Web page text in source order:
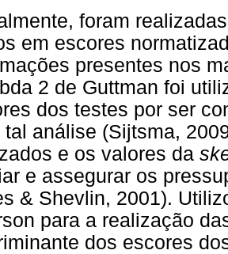
foram
em escores
presentes nos
2 de Guttman foi
dos testes por ser
tal análise (Sijtsma,
e os valores da
e assegurar os
& Shevlin, 2001).
para a realização
dos escores